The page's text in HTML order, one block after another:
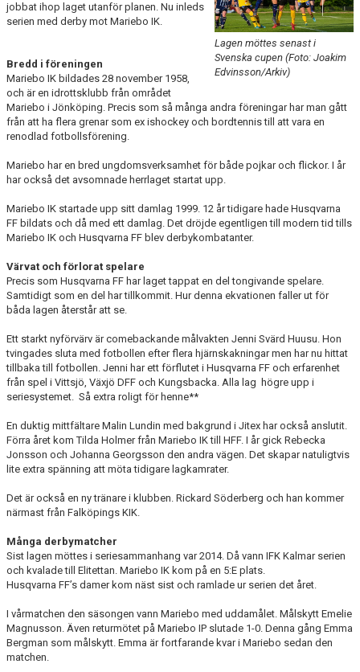
KONTAKT
SPONSORHUSET
Lagen möttes senast i
Svenska cupen (Foto: Joakim
Edvinsson/Arkiv)
jobbat ihop laget utanför planen. Nu inleds
serien med derby mot Mariebo IK.
Bredd i föreningen
Mariebo IK bildades 28 november 1958,
och är en idrottsklubb från området
Mariebo i Jönköping. Precis som så många andra föreningar har man gått
från att ha flera grenar som ex ishockey och bordtennis till att vara en
renodlad fotbollsförening.
Mariebo har en bred ungdomsverksamhet för både pojkar och flickor. I år
har också det avsomnade herrlaget startat upp.
Mariebo IK startade upp sitt damlag 1999. 12 år tidigare hade Husqvarna
FF bildats och då med ett damlag. Det dröjde egentligen till modern tid tills
Mariebo IK och Husqvarna FF blev derbykombatanter.
Värvat och förlorat spelare
Precis som Husqvarna FF har laget tappat en del tongivande spelare.
Samtidigt som en del har tillkommit. Hur denna ekvationen faller ut för
båda lagen återstår att se.
Ett starkt nyförvärv är comebackande målvakten Jenni Svärd Huusu. Hon
tvingades sluta med fotbollen efter flera hjärnskakningar men har nu hittat
tillbaka till fotbollen. Jenni har ett förflutet i Husqvarna FF och erfarenhet
från spel i Vittsjö, Växjö DFF och Kungsbacka. Alla lag högre upp i
seriesystemet. Så extra roligt för henne**
En duktig mittfältare Malin Lundin med bakgrund i Jitex har också anslutit.
Förra året kom Tilda Holmer från Mariebo IK till HFF. I år gick Rebecka
Jonsson och Johanna Georgsson den andra vägen. Det skapar natuligtvis
lite extra spänning att möta tidigare lagkamrater.
Det är också en ny tränare i klubben. Rickard Söderberg och han kommer
närmast från Falköpings KIK.
Många derbymatcher
Sist lagen möttes i seriesammanhang var 2014. Då vann IFK Kalmar serien
och kvalade till Elitettan. Mariebo IK kom på en 5:E plats.
Husqvarna FF’s damer kom näst sist och ramlade ur serien det året.
I vårmatchen den säsongen vann Mariebo med uddamålet. Målskytt Emelie
Magnusson. Även returmötet på Mariebo IP slutade 1-0. Denna gång Emma
Bergman som målskytt. Emma är fortfarande kvar i Mariebo sedan den
matchen.